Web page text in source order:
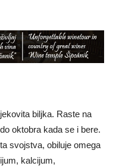
biljka. Raste na
oktobra kada se i bere.
svojstva, obiluje omega
kalcijum,